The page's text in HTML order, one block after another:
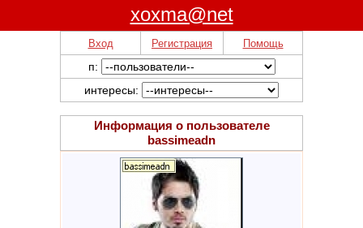
xoxma@net
Вход Регистрация Помощь
п:
интересы:
Информация о пользователе
bassimeadn